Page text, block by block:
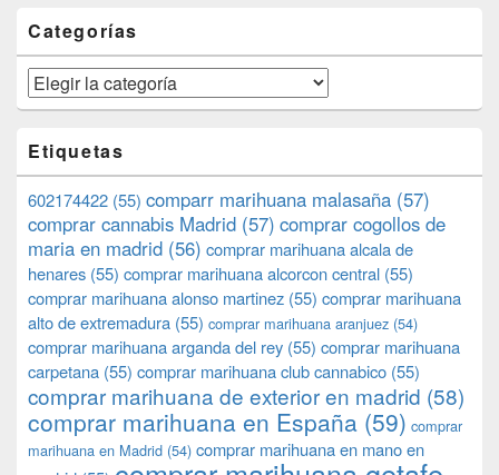
Categorías
Categorías
Etiquetas
602174422 (55) comparr marihuana malasaña (57)
comprar cannabis Madrid (57) comprar cogollos de
maria en madrid (56) comprar marihuana alcala de
henares (55) comprar marihuana alcorcon central (55)
comprar marihuana alonso martinez (55) comprar marihuana
alto de extremadura (55) comprar marihuana aranjuez (54)
comprar marihuana arganda del rey (55) comprar marihuana
carpetana (55) comprar marihuana club cannabico (55)
comprar marihuana de exterior en madrid (58)
comprar marihuana en España (59) comprar
marihuana en Madrid (54) comprar marihuana en mano en